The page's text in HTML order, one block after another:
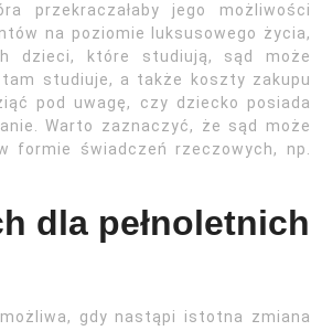
przekraczałaby jego możliwości
na poziomie luksusowego życia,
dzieci, które studiują, sąd może
studiuje, a także koszty zakupu
pod uwagę, czy dziecko posiada
Warto zaznaczyć, że sąd może
świadczeń rzeczowych, np.
dla pełnoletnich
gdy nastąpi istotna zmiana